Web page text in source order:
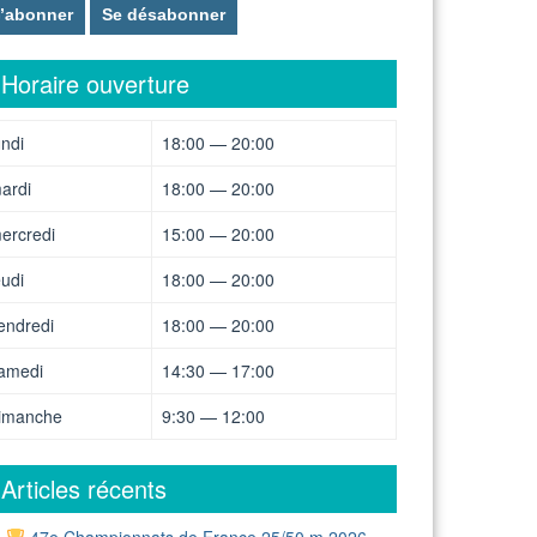
Horaire ouverture
18:00 — 20:00
18:00 — 20:00
15:00 — 20:00
18:00 — 20:00
18:00 — 20:00
14:30 — 17:00
9:30 — 12:00
Articles récents